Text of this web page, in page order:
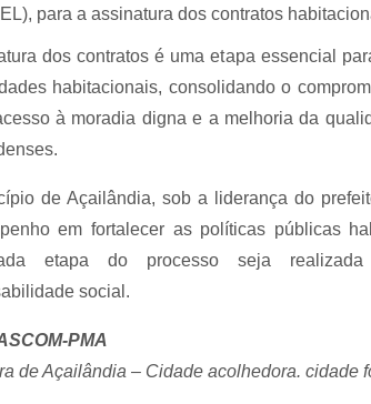
para a assinatura dos contratos
dos contratos é uma etapa essencial
habitacionais, consolidando o
à moradia digna e a melhoria da
de Açailândia, sob a liderança do
em fortalecer as políticas públicas
etapa do processo seja realizada
social.
PMA
de Açailândia – Cidade acolhedora. cidade